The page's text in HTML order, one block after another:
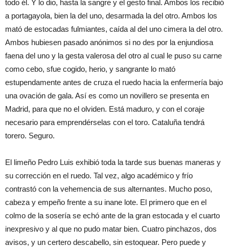
todo él. Y lo dio, hasta la sangre y el gesto final. Ambos los recibió
a portagayola, bien la del uno, desarmada la del otro. Ambos los
mató de estocadas fulmiantes, caída al del uno cimera la del otro.
Ambos hubiesen pasado anónimos si no des por la enjundiosa
faena del uno y la gesta valerosa del otro al cual le puso su carne
como cebo, sfue cogido, herio, y sangrante lo mató
estupendamente antes de cruza el ruedo hacia la enfermería bajo
una ovación de gala. Así es como un novillero se presenta en
Madrid, para que no el olviden. Está maduro, y con el coraje
necesario para emprendérselas con el toro. Cataluña tendrá
torero. Seguro.
El limeño Pedro Luis exhibió toda la tarde sus buenas maneras y
su corrección en el ruedo. Tal vez, algo académico y frío
contrastó con la vehemencia de sus alternantes. Mucho poso,
cabeza y empeño frente a su inane lote. El primero que en el
colmo de la sosería se echó ante de la gran estocada y el cuarto
inexpresivo y al que no pudo matar bien. Cuatro pinchazos, dos
avisos, y un certero descabello, sin estoquear. Pero puede y